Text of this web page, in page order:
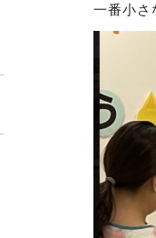
一番小さ